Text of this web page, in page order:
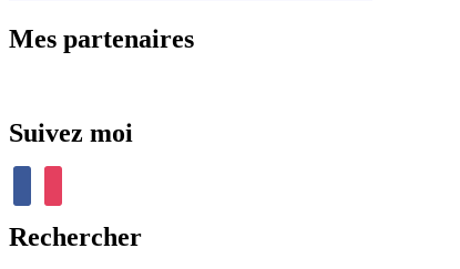
de
l’article
Mes partenaires
Suivez moi
Rechercher